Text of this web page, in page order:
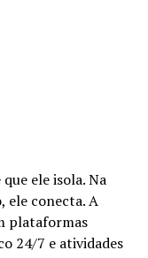
ele isola. Na
ele conecta. A
plataformas
24/7 e atividades